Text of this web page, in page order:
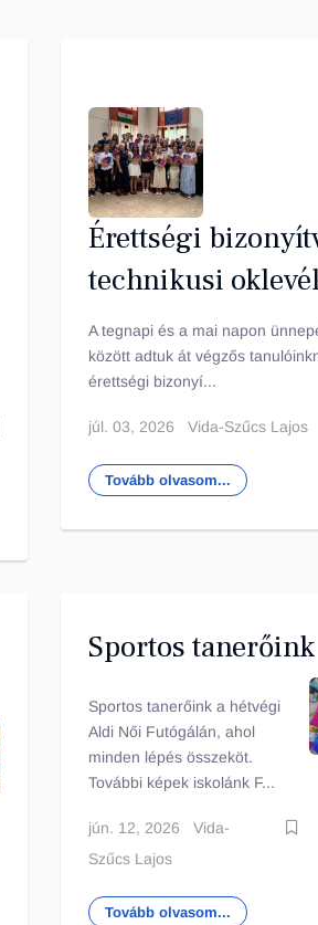
Érettségi
technikusi
ünnepség
A tegnapi és a mai napon
között adtuk át végzős
érettségi bizonyí...
júl. 03, 2026 Vida-Szűcs Lajos
Tovább olvasom...
Sportos tanerőink
Sportos tanerőink a hétvégi
Aldi Női Futógálán, ahol
minden lépés összeköt.
További képek iskolánk F...
jún. 12, 2026
Vida-
Szűcs Lajos
Tovább olvasom...